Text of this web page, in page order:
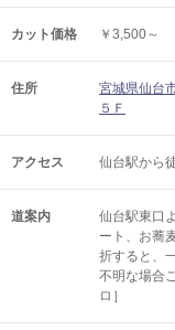
カット価格 ￥3,500～
住所
宮城県仙台
５Ｆ
アクセス 仙台駅から
道案内
仙台駅東口
ート、お蕎
折すると、
不明な場合
ロ］